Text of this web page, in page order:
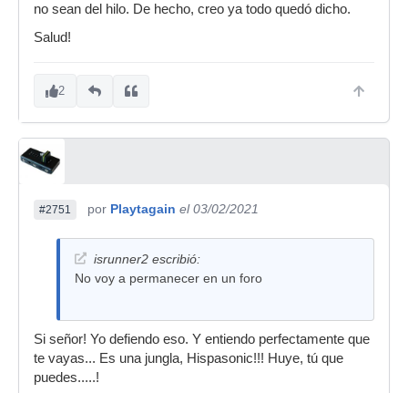
no sean del hilo. De hecho, creo ya todo quedó dicho.
Salud!
2
#2751 por Playtagain el 03/02/2021
isrunner2 escribió:
No voy a permanecer en un foro
Si señor! Yo defiendo eso. Y entiendo perfectamente que
te vayas... Es una jungla, Hispasonic!!! Huye, tú que
puedes.....!